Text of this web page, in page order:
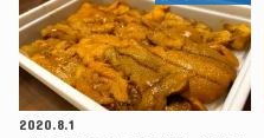
2020.8.1